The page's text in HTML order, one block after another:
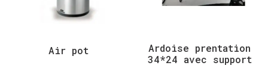
Air pot
Ardoise prentation
34*24 avec support